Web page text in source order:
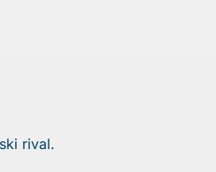
rival.